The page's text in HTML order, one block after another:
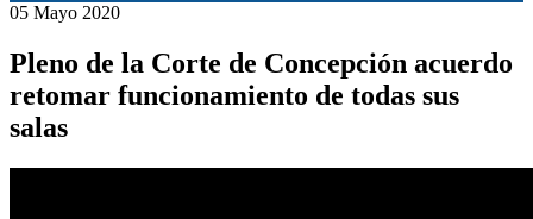
05 Mayo 2020
Pleno de la Corte de Concepción acuerdo
retomar funcionamiento de todas sus
salas